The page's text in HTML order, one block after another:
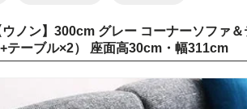
ノン】300cm グレー コーナーソファ
テーブル×2） 座面高30cm・幅311cm